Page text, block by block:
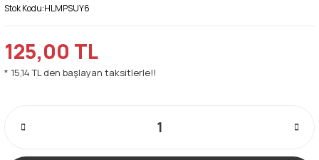
Stok Kodu:HLMPSUY6
125,00 TL
* 15,14 TL den başlayan taksitlerle!!